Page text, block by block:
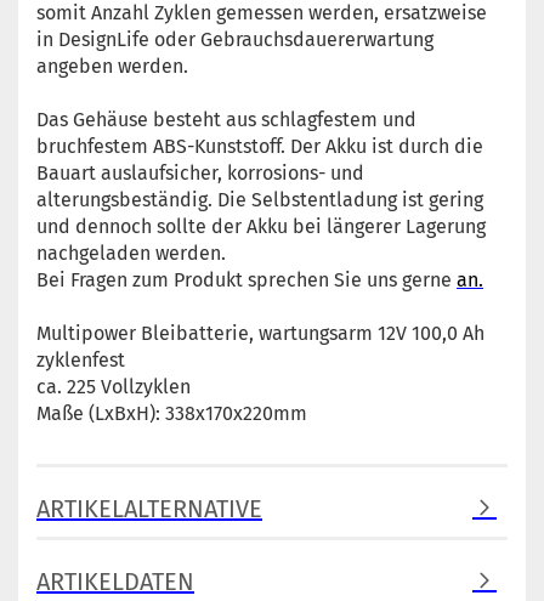
somit Anzahl Zyklen gemessen werden, ersatzweise
in DesignLife oder Gebrauchsdauererwartung
angeben werden.
Das Gehäuse besteht aus schlagfestem und
bruchfestem ABS-Kunststoff. Der Akku ist durch die
Bauart auslaufsicher, korrosions- und
alterungsbeständig. Die Selbstentladung ist gering
und dennoch sollte der Akku bei längerer Lagerung
nachgeladen werden.
Bei Fragen zum Produkt sprechen Sie uns gerne an.
Multipower Bleibatterie, wartungsarm 12V 100,0 Ah
zyklenfest
ca. 225 Vollzyklen
Maße (LxBxH): 338x170x220mm
ARTIKELALTERNATIVE
ARTIKELDATEN